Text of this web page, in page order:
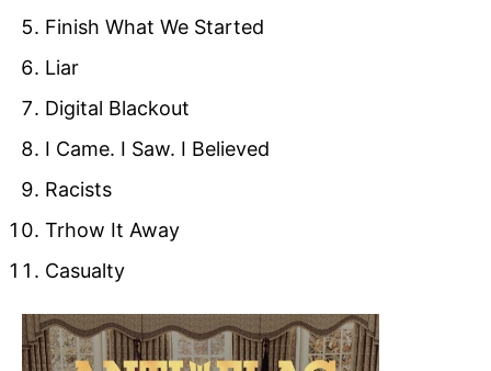
Finish What We Started
Liar
Digital Blackout
I Came. I Saw. I Believed
Racists
Trhow It Away
Casualty